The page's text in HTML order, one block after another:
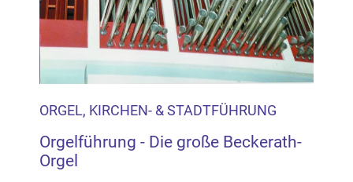
ORGEL, KIRCHEN- & STADTFÜHRUNG
Orgelführung - Die große Beckerath-
Orgel